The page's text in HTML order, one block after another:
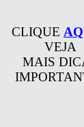
CLIQUE
VEJA
MAIS